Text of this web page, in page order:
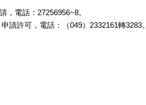
，電話：27256956~8。
請許可，電話：（049）2332161轉3283。